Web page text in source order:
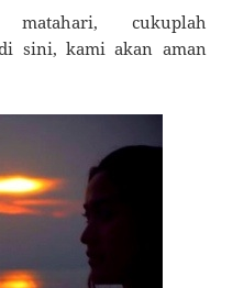
cukuplah
sini, kami akan aman